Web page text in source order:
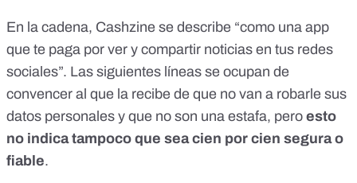
En la cadena, Cashzine se describe “como una app
que te paga por ver y compartir noticias en tus redes
sociales”. Las siguientes líneas se ocupan de
convencer al que la recibe de que no van a robarle sus
datos personales y que no son una estafa, pero esto
no indica tampoco que sea cien por cien segura o
fiable.